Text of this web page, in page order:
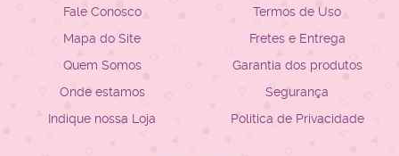
Fale Conosco
Mapa do Site
Quem Somos
Onde estamos
Indique nossa Loja
Termos de Uso
Fretes e Entrega
Garantia dos produtos
Segurança
Política de Privacidade